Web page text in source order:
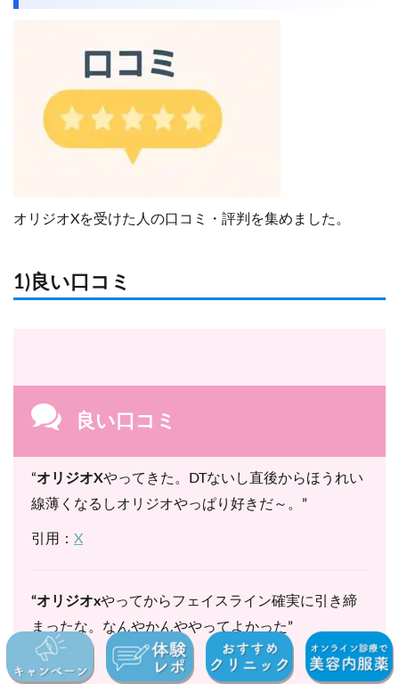
オリジオXを受けた人の口コミ・評判を集めました。
1)良い口コミ
良い口コミ
“オリジオXやってきた。DTないし直後からほうれい
線薄くなるしオリジオやっぱり好きだ～。”
引用： X
“オリジオxやってからフェイスライン確実に引き締
まったな。なんやかんややってよかった”
引用：